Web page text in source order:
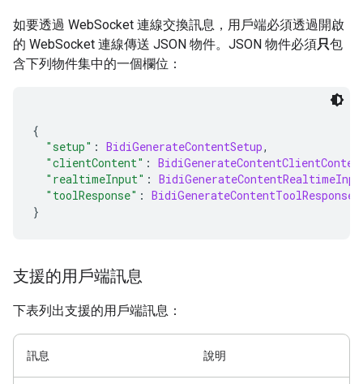
如要透過 WebSocket 連線交換訊息，用戶端必須透過開啟
的 WebSocket 連線傳送 JSON 物件。JSON 物件必須只包
含下列物件集中的一個欄位：
{
"setup" : BidiGenerateContentSetup,
"clientContent" :
"realtimeInput" :
"toolResponse" : BidiGenerateContentToolResponse
}
支援的用戶端訊息
下表列出支援的用戶端訊息：
訊息 說明